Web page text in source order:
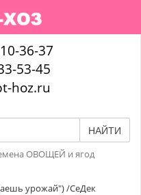
36-37
53-45
hoz.ru
НАЙТИ
ОВОЩЕЙ и ягод
урожай") /СеДек